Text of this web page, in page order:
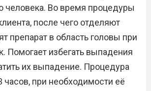
человека. Во время процедуры
после чего отделяют
препарат в область головы при
Помогает избегать выпадения
их выпадение. Процедура
часов, при необходимости её